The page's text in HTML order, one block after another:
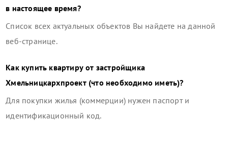
в настоящее время?
Список всех актуальных объектов Вы найдете на данной
веб-странице.
Как купить квартиру от застройщика
Хмельницкархпроект(что необходимо иметь)?
Для покупки жилья (коммерции) нужен паспорт и
идентификационный код.